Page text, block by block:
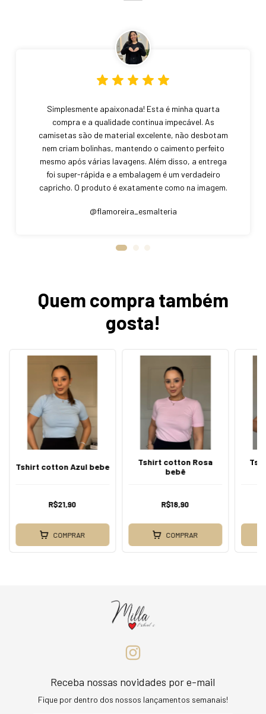
Simplesmente apaixonada! Esta é minha quarta
compra e a qualidade continua impecável. As
camisetas são de material excelente, não desbotam
nem criam bolinhas, mantendo o caimento perfeito
mesmo após várias lavagens. Além disso, a entrega
foi super-rápida e a embalagem é um verdadeiro
capricho. O produto é exatamente como na imagem.
@flamoreira_esmalteria
Quem compra também
gosta!
Tshirt cotton Azul bebe
R$21,90
COMPRAR
Tshirt cotton Rosa
bebê
R$18,90
COMPRAR
Receba nossas novidades por e-mail
Fique por dentro dos nossos lançamentos semanais!